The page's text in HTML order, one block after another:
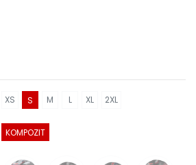
XS S M L XL 2XL
KOMPOZIT